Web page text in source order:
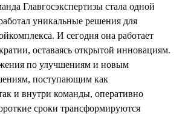
Главгосэкспертизы стала одной
уникальные решения для
И сегодня она работает
оставаясь открытой инновациям.
по улучшениям и новым
поступающим как
и внутри команды, оперативно
сроки трансформируются